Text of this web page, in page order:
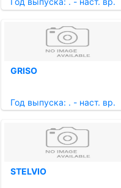
GRISO
Год выпуска: . - наст. вр.
STELVIO